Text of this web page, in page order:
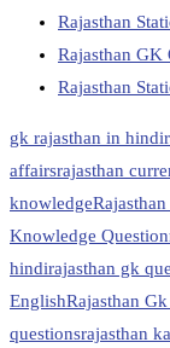
Rajasthan
Rajasthan GK
Rajasthan
gk rajasthan in hindi
affairsrajasthan
knowledge
Knowledge Question
hindirajasthan gk
EnglishRajasthan
questionsrajasthan